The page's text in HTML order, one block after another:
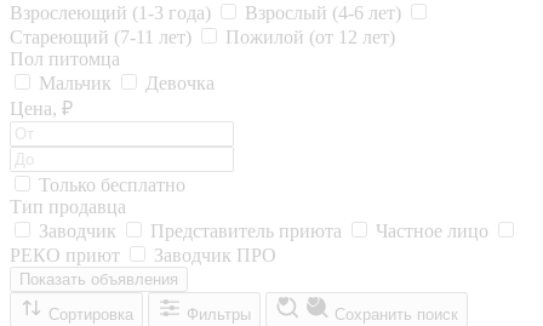
Взрослеющий (1-3 года)
Взрослый (4-6 лет)
Стареющий (7-11 лет)
Пожилой (от 12 лет)
Пол питомца
Мальчик
Девочка
Цена, ₽
Только бесплатно
Тип продавца
Заводчик
Представитель приюта
Частное лицо
РЕКО приют
Заводчик ПРО
Показать объявления
Сортировка
Фильтры Сохранить поиск